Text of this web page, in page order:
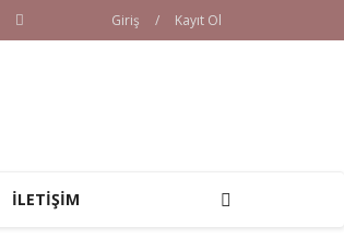
Giriş / Kayıt Ol
İLETİŞİM